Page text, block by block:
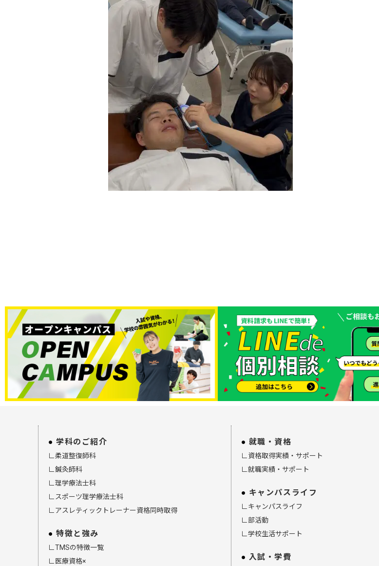
学科のご紹介
∟柔道整復師科
∟鍼灸師科
∟理学療法士科
∟スポーツ理学療法士科
∟アスレティックトレーナー資格同時取得
特徴と強み
∟TMSの特徴一覧
∟医療資格×
就職・資格
∟資格取得実績・サポート
∟就職実績・サポート
キャンパスライフ
∟キャンパスライフ
∟部活動
∟学校生活サポート
入試・学費